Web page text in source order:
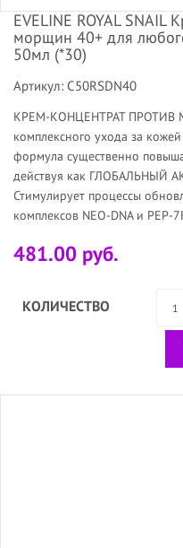
EVELINE ROYAL SNAIL
морщин 40+ для
50мл (*30)
Артикул: C50RSDN40
КРЕМ-КОНЦЕНТРАТ ПРОТИВ
комплексного ухода за
формула существенно
действуя как ГЛОБАЛЬНЫЙ
Стимулирует процессы
комплексов NEO-DNA и PEP-
481.00 руб.
КОЛИЧЕСТВО